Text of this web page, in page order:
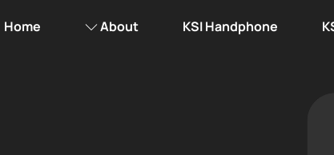
Home About KSI Handphone